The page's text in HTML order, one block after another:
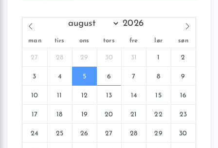
man tirs ons tors fre lør søn
27 28 29 30 31 1 2
3 4 5 6 7 8 9
10 11 12 13 14 15 16
17 18 19 20 21 22 23
24 25 26 27 28 29 30